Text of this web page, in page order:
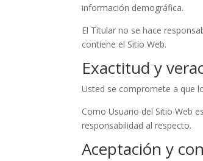
información demográfica.
El Titular no se hace
contiene el Sitio Web.
Exactitud y
Usted se compromete a que
Como Usuario del Sitio Web
responsabilidad al respecto.
Aceptación y